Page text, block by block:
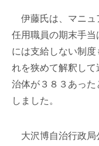
伊藤氏は、マニュ
任用職員の期末手
には支給しない制
れを狭めて解釈し
治体が３８３あっ
しました。
大沢博自治行政局